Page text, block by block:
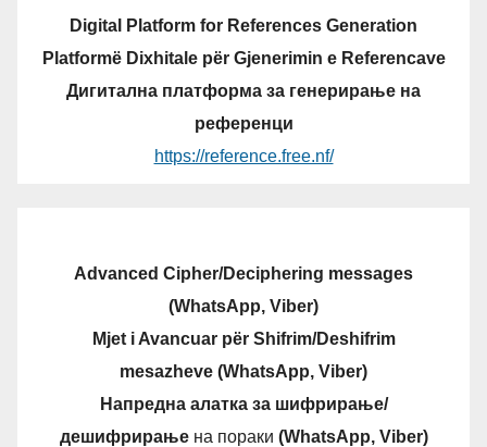
Digital Platform for References Generation
Platformë Dixhitale për Gjenerimin e Referencave
Дигитална платформа за генерирање на
референци
https://reference.free.nf/
Advanced Cipher/Deciphering messages
(WhatsApp, Viber)
Mjet i Avancuar për Shifrim/Deshifrim
mesazheve (WhatsApp, Viber)
Напредна алатка за шифрирање/
дешифрирањена пораки (WhatsApp, Viber)